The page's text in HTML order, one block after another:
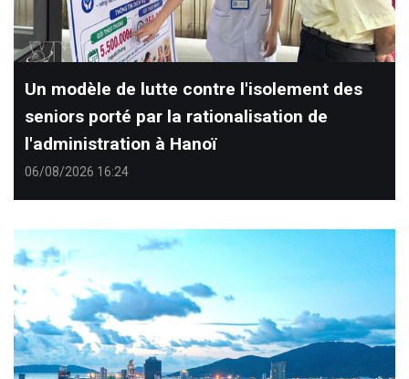
Un modèle de lutte contre l'isolement des
seniors porté par la rationalisation de
l'administration à Hanoï
06/08/2026 16:24